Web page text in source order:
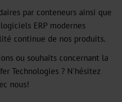
par conteneurs ainsi que
ERP modernes
continue de nos produits.
ou souhaits concernant la
Technologies ? N'hésitez
nous!